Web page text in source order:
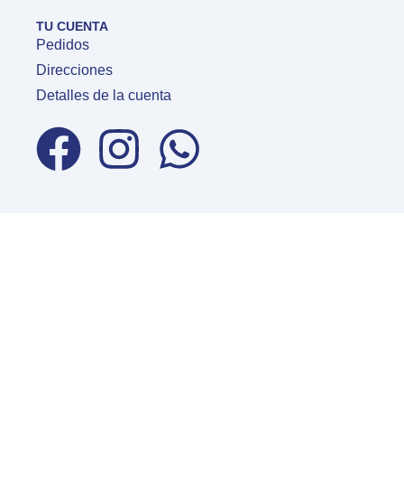
TU CUENTA
Pedidos
Direcciones
Detalles de la cuenta